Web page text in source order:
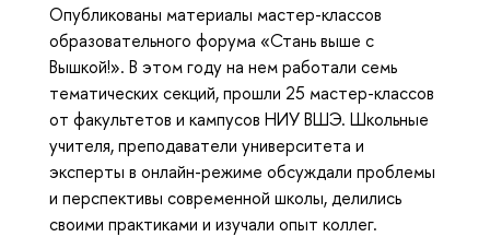
Опубликованы материалы мастер-классов
образовательного форума «Стань выше с
Вышкой!». В этом году на нем работали семь
тематических секций, прошли 25 мастер-классов
от факультетов и кампусов НИУ ВШЭ. Школьные
учителя, преподаватели университета и
эксперты в онлайн-режиме обсуждали проблемы
и перспективы современной школы, делились
своими практиками и изучали опыт коллег.